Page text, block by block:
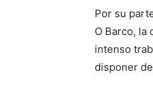
Por su
O Barco, la
intenso
disponer